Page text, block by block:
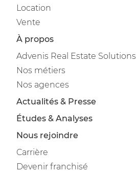
Location
Vente
À propos
Advenis Real Estate Solutions
Nos métiers
Nos agences
Actualités & Presse
Études & Analyses
Nous rejoindre
Carrière
Devenir franchisé